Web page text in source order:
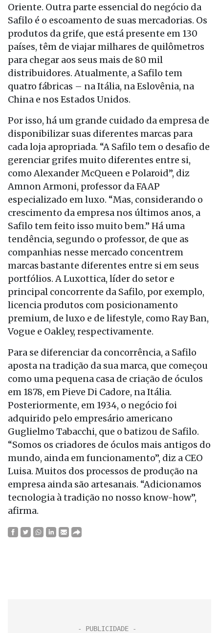
Oriente. Outra parte essencial do negócio da
Safilo é o escoamento de suas mercadorias. Os
produtos da grife, que está presente em 130
países, têm de viajar milhares de quilômetros
para chegar aos seus mais de 80 mil
distribuidores. Atualmente, a Safilo tem
quatro fábricas – na Itália, na Eslovênia, na
China e nos Estados Unidos.
Por isso, há um grande cuidado da empresa de
disponibilizar suas diferentes marcas para
cada loja apropriada. “A Safilo tem o desafio de
gerenciar grifes muito diferentes entre si,
como Alexander McQueen e Polaroid”, diz
Amnon Armoni, professor da FAAP
especializado em luxo. “Mas, considerando o
crescimento da empresa nos últimos anos, a
Safilo tem feito isso muito bem.” Há uma
tendência, segundo o professor, de que as
companhias nesse mercado concentrem
marcas bastante diferentes entre si em seus
portfólios. A Luxottica, líder do setor e
principal concorrente da Safilo, por exemplo,
licencia produtos com posicionamento
premium, de luxo e de lifestyle, como Ray Ban,
Vogue e Oakley, respectivamente.
Para se diferenciar da concorrência, a Safilo
aposta na tradição da sua marca, que começou
como uma pequena casa de criação de óculos
em 1878, em Pieve Di Cadore, na Itália.
Posteriormente, em 1934, o negócio foi
adquirido pelo empresário americano
Guglielmo Tabacchi, que o batizou de Safilo.
“Somos os criadores de óculos mais antigos do
mundo, ainda em funcionamento”, diz a CEO
Luisa. Muitos dos processos de produção na
empresa ainda são artesanais. “Adicionamos
tecnologia à tradição no nosso know-how”,
afirma.